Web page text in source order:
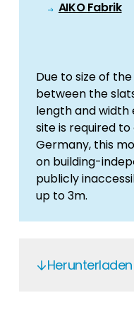
AIKO Fabrik
Due to size of
between the
length and
site is required
Germany, this
on building-
publicly
up to 3m.
Herunterladen